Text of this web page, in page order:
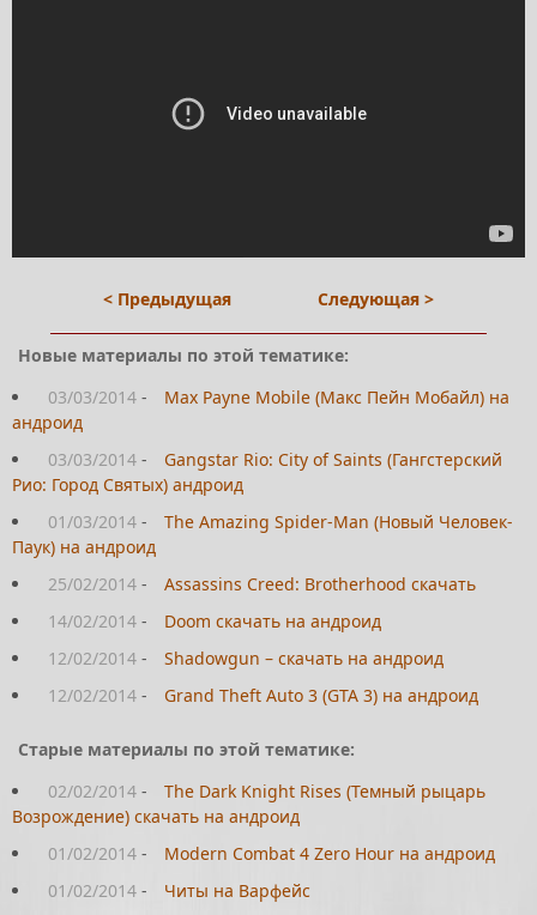
< Предыдущая Следующая >
Новые материалы по этой тематике:
03/03/2014 -
Max Payne Mobile (Макс Пейн Мобайл) на
андроид
03/03/2014 -
Gangstar Rio: City of Saints (Гангстерский
Рио: Город Святых) андроид
01/03/2014 -
The Amazing Spider-Man (Новый Человек-
Паук) на андроид
25/02/2014 -
Assassins Creed: Brotherhood скачать
14/02/2014 -
Doom скачать на андроид
12/02/2014 -
Shadowgun – скачать на андроид
12/02/2014 - Grand Theft Auto 3 (GTA 3) на андроид
Старые материалы по этой тематике:
02/02/2014 -
The Dark Knight Rises (Темный рыцарь
Возрождение) скачать на андроид
01/02/2014 -
Modern Combat 4 Zero Hour на андроид
01/02/2014 -
Читы на Варфейс